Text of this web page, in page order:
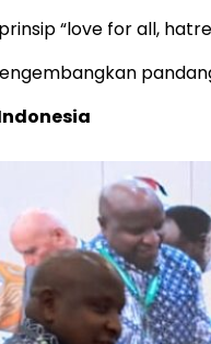
“love for all,